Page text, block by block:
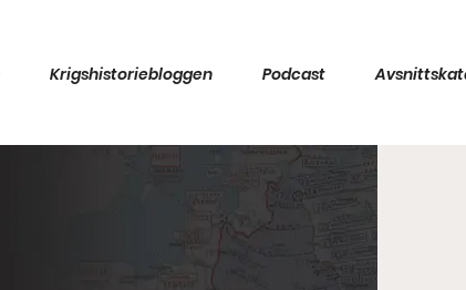
Krigshistoriebloggen Podcast